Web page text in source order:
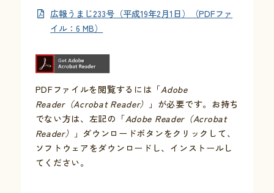
広報うまじ233号（平成19年2月1日）（PDFファ
イル：6 MB）
PDFファイルを閲覧するには「Adobe
Reader（Acrobat Reader） 」が必要です。お持ち
でない方は、左記の「Adobe Reader（Acrobat
Reader） 」ダウンロードボタンをクリックして、
ソフトウェアをダウンロードし、インストールし
てください。
観光・イベント
移住・定住
ふるさと納税
お問い合わせ